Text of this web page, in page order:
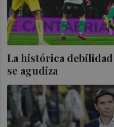
La histórica
se agudiza